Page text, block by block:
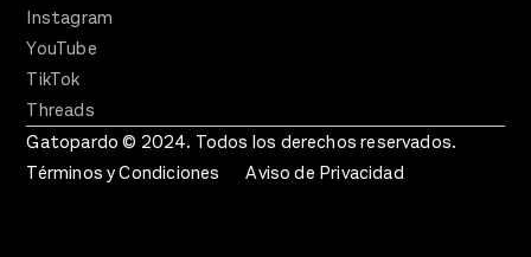
Instagram
YouTube
TikTok
Threads
Gatopardo © 2024. Todos los derechos reservados.
Términos y Condiciones
Aviso de Privacidad